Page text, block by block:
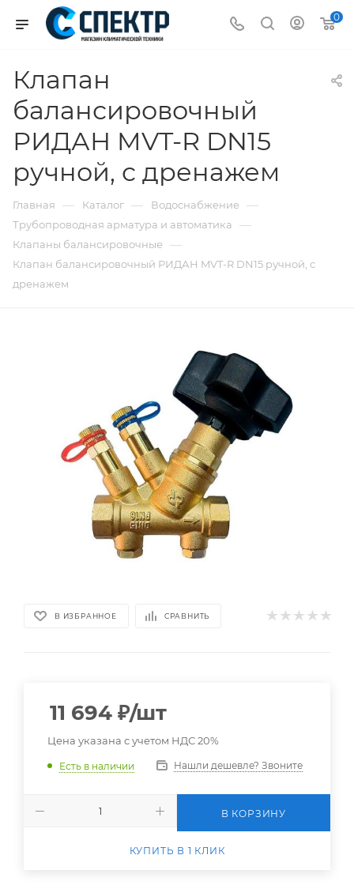
0
Клапан
балансировочный
РИДАН MVT-R DN15
ручной, с дренажем
Главная — Каталог — Водоснабжение —
Трубопроводная арматура и автоматика —
Клапаны балансировочные —
Клапан балансировочный РИДАН MVT-R DN15 ручной, с
дренажем
В ИЗБРАННОЕ СРАВНИТЬ
11 694 ₽/шт
Цена указана с учетом НДС 20%
Есть в наличии Нашли дешевле? Звоните
В КОРЗИНУ
КУПИТЬ В 1 КЛИК